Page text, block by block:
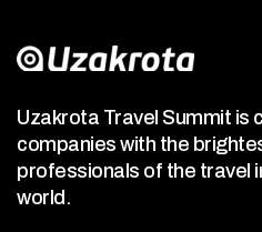
Uzakrota Travel Summit is
companies with the
professionals of the travel
world.